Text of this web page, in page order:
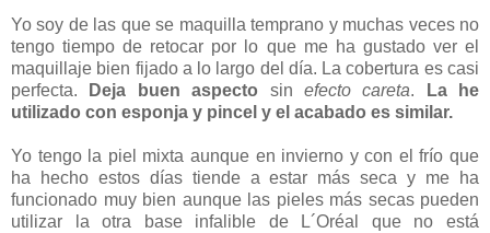
Yo soy de las que se maquilla temprano y muchas veces no
tengo tiempo de retocar por lo que me ha gustado ver el
maquillaje bien fijado a lo largo del día. La cobertura es casi
perfecta.
Deja buen aspecto sin efecto careta.
La he
utilizado con esponja y pincel y el acabado es similar.
Yo tengo la piel mixta aunque en invierno y con el frío que
ha hecho estos días tiende a estar más seca y me ha
funcionado muy bien aunque las pieles más secas pueden
utilizar la otra base infalible de L´Oréal que no está